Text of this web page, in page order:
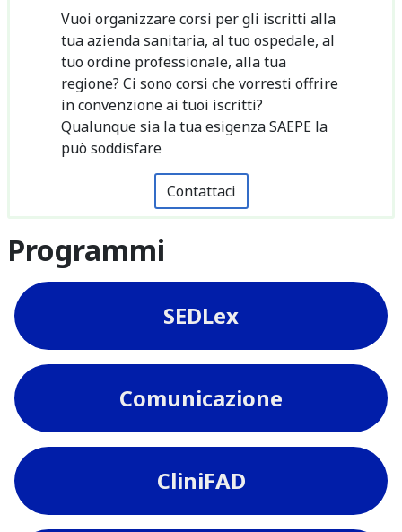
Vuoi organizzare corsi per gli iscritti alla
tua azienda sanitaria, al tuo ospedale, al
tuo ordine professionale, alla tua
regione? Ci sono corsi che vorresti offrire
in convenzione ai tuoi iscritti?
Qualunque sia la tua esigenza SAEPE la
può soddisfare
Contattaci
Programmi
SEDLex
Comunicazione
CliniFAD